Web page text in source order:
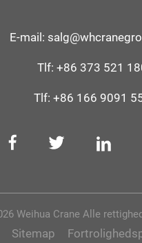
E-mail:
Tlf: +86 373 521
Tlf: +86 166 9091
Weihua Crane Alle
Sitemap